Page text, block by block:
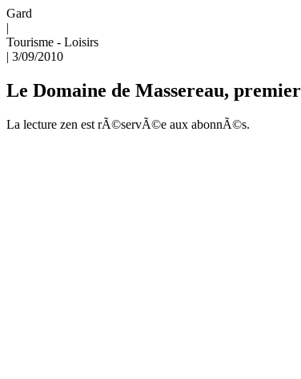
Gard
|
Tourisme - Loisirs
| 3/09/2010
Le Domaine de Massereau,
La lecture zen est rÃ©servÃ©e aux abonnÃ©s.